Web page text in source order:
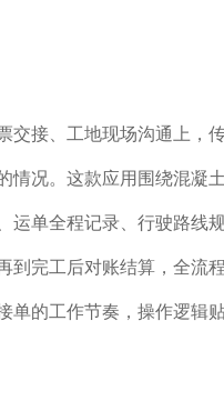
交接、工地现场沟通上，
况。这款应用围绕混凝
运单全程记录、行驶路线
到完工后对账结算，全流
单的工作节奏，操作逻辑